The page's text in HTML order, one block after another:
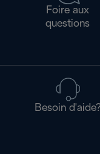
Foire aux
questions
Besoin